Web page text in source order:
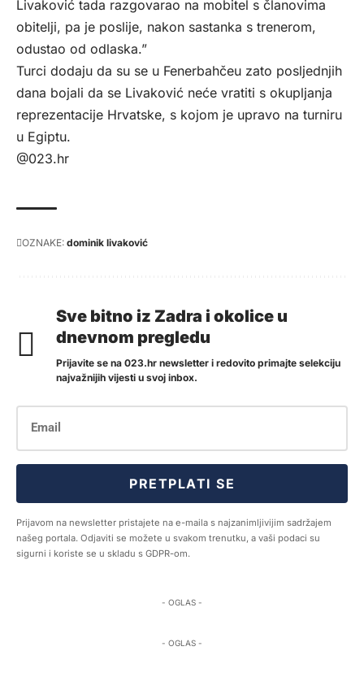
Livaković tada razgovarao na mobitel s članovima
obitelji, pa je poslije, nakon sastanka s trenerom,
odustao od odlaska.”
Turci dodaju da su se u Fenerbahčeu zato posljednjih
dana bojali da se Livaković neće vratiti s okupljanja
reprezentacije Hrvatske, s kojom je upravo na turniru
u Egiptu.
@023.hr
OZNAKE: dominik livaković
Sve bitno iz Zadra i okolice u
dnevnom pregledu
Prijavite se na 023.hr newsletter i redovito primajte selekciju
najvažnijih vijesti u svoj inbox.
PRETPLATI SE
Prijavom na newsletter pristajete na e-maila s najzanimljivijim sadržajem
našeg portala. Odjaviti se možete u svakom trenutku, a vaši podaci su
sigurni i koriste se u skladu s GDPR-om.
- OGLAS -
- OGLAS -